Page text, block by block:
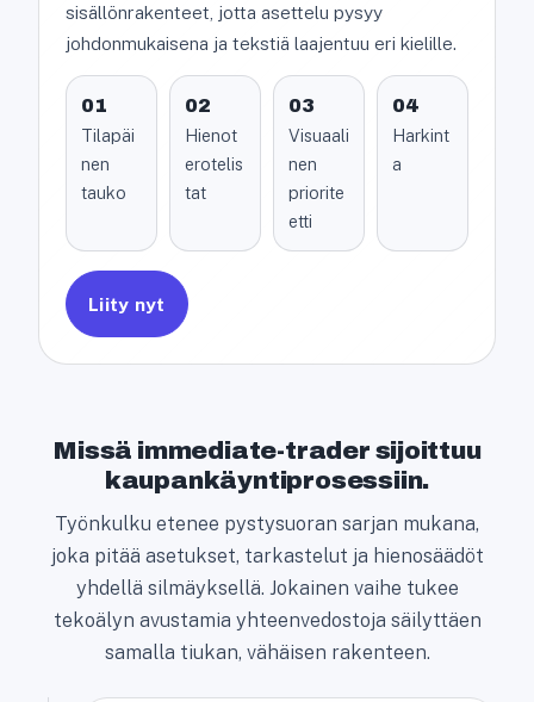
sisällönrakenteet, jotta asettelu pysyy
johdonmukaisena ja tekstiä laajentuu eri kielille.
01
Tilapäi
nen
tauko
02
Hienot
erotelis
tat
03
Visuaali
nen
priorite
etti
04
Harkint
a
Liity nyt
Missä immediate-trader sijoittuu
kaupankäyntiprosessiin.
Työnkulku etenee pystysuoran sarjan mukana,
joka pitää asetukset, tarkastelut ja hienosäädöt
yhdellä silmäyksellä. Jokainen vaihe tukee
tekoälyn avustamia yhteenvedostoja säilyttäen
samalla tiukan, vähäisen rakenteen.